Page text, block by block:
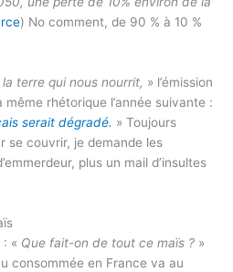
) No comment, de 90 % à 10 %
terre qui nous nourrit, » l’émission
même rhétorique l’année suivante :
serait dégradé. » Toujours
se couvrir, je demande les
plus un mail d’insultes
: « Que fait-on de tout ce maïs ? »
consommée en France va au